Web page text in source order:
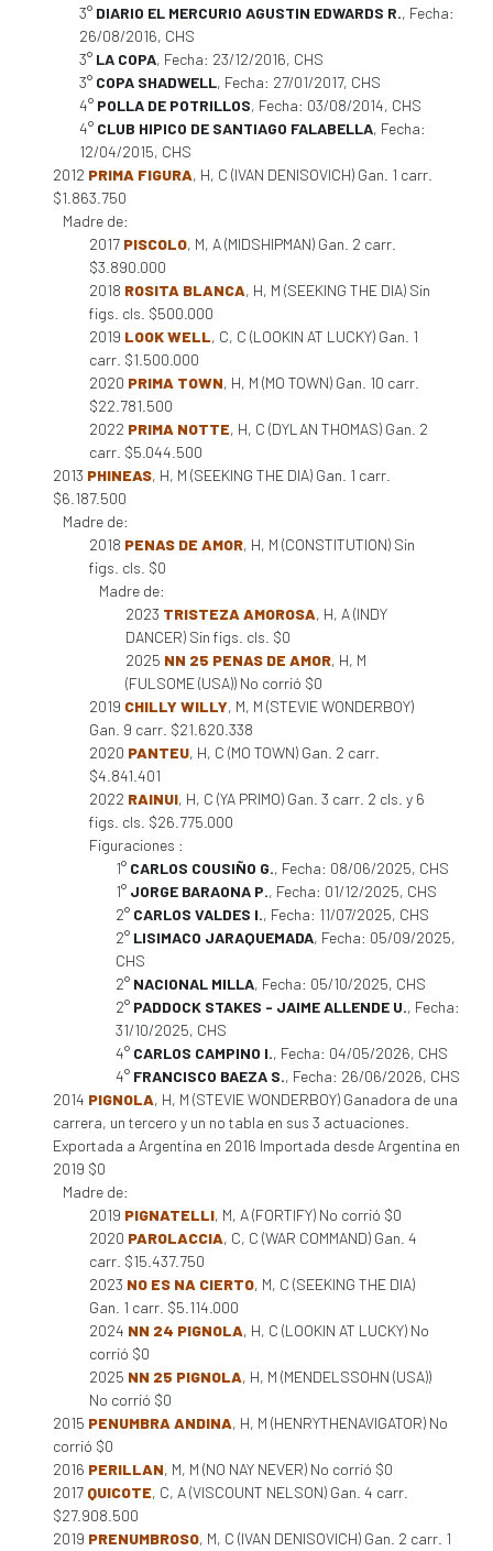
3° DIARIO EL MERCURIO AGUSTIN EDWARDS R., Fecha:
26/08/2016, CHS
3° LA COPA, Fecha: 23/12/2016, CHS
3° COPA SHADWELL, Fecha: 27/01/2017, CHS
4° POLLA DE POTRILLOS, Fecha: 03/08/2014, CHS
4° CLUB HIPICO DE SANTIAGO FALABELLA, Fecha:
12/04/2015, CHS
2012 PRIMA FIGURA, H, C (IVAN DENISOVICH) Gan. 1 carr.
$1.863.750
Madre de:
2017 PISCOLO, M, A (MIDSHIPMAN) Gan. 2 carr.
$3.890.000
2018 ROSITA BLANCA, H, M (SEEKING THE DIA) Sin
figs. cls. $500.000
2019 LOOK WELL, C, C (LOOKIN AT LUCKY) Gan. 1
carr. $1.500.000
2020 PRIMA TOWN, H, M (MO TOWN) Gan. 10 carr.
$22.781.500
2022 PRIMA NOTTE, H, C (DYLAN THOMAS) Gan. 2
carr. $5.044.500
2013 PHINEAS, H, M (SEEKING THE DIA) Gan. 1 carr.
$6.187.500
Madre de:
2018 PENAS DE AMOR, H, M (CONSTITUTION) Sin
figs. cls. $0
Madre de:
2023 TRISTEZA AMOROSA, H, A (INDY
DANCER) Sin figs. cls. $0
2025 NN 25 PENAS DE AMOR, H, M
(FULSOME (USA)) No corrió $0
2019 CHILLY WILLY, M, M (STEVIE WONDERBOY)
Gan. 9 carr. $21.620.338
2020 PANTEU, H, C (MO TOWN) Gan. 2 carr.
$4.841.401
2022 RAINUI, H, C (YA PRIMO) Gan. 3 carr. 2 cls. y 6
figs. cls. $26.775.000
Figuraciones :
1° CARLOS COUSIÑO G., Fecha: 08/06/2025, CHS
1° JORGE BARAONA P., Fecha: 01/12/2025, CHS
2° CARLOS VALDES I., Fecha: 11/07/2025, CHS
2° LISIMACO JARAQUEMADA, Fecha: 05/09/2025,
CHS
2° NACIONAL MILLA, Fecha: 05/10/2025, CHS
2° PADDOCK STAKES - JAIME ALLENDE U., Fecha:
31/10/2025, CHS
4° CARLOS CAMPINO I., Fecha: 04/05/2026, CHS
4° FRANCISCO BAEZA S., Fecha: 26/06/2026, CHS
2014 PIGNOLA, H, M (STEVIE WONDERBOY) Ganadora de una
carrera, un tercero y un no tabla en sus 3 actuaciones.
Exportada a Argentina en 2016 Importada desde Argentina en
2019 $0
Madre de:
2019 PIGNATELLI, M, A (FORTIFY) No corrió $0
2020 PAROLACCIA, C, C (WAR COMMAND) Gan. 4
carr. $15.437.750
2023 NO ES NA CIERTO, M, C (SEEKING THE DIA)
Gan. 1 carr. $5.114.000
2024 NN 24 PIGNOLA, H, C (LOOKIN AT LUCKY) No
corrió $0
2025 NN 25 PIGNOLA, H, M (MENDELSSOHN (USA))
No corrió $0
2015 PENUMBRA ANDINA, H, M (HENRYTHENAVIGATOR) No
corrió $0
2016 PERILLAN, M, M (NO NAY NEVER) No corrió $0
2017 QUICOTE, C, A (VISCOUNT NELSON) Gan. 4 carr.
$27.908.500
2019 PRENUMBROSO, M, C (IVAN DENISOVICH) Gan. 2 carr. 1